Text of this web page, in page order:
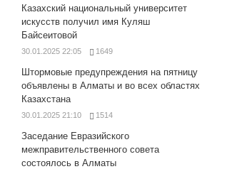
Казахский национальный университет
искусств получил имя Куляш
Байсеитовой
30.01.2025 22:05 1649
Штормовые предупреждения на пятницу
объявлены в Алматы и во всех областях
Казахстана
30.01.2025 21:10 1514
Заседание Евразийского
межправительственного совета
состоялось в Алматы